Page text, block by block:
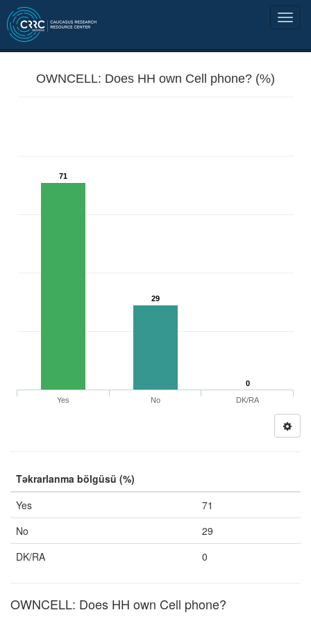
OWNCELL: Does HH own Cell phone? (%)
71
29
0
Yes
No DK/RA
Təkrarlanma bölgüsü (%)
Yes
71
No
29
DK/RA
0
OWNCELL: Does HH own Cell phone?